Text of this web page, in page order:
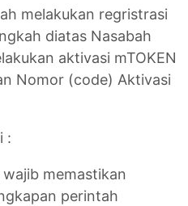
melakukan regristrasi
diatas Nasabah
aktivasi mTOKEN
Nomor (code) Aktivasi
:
memastikan
perintah